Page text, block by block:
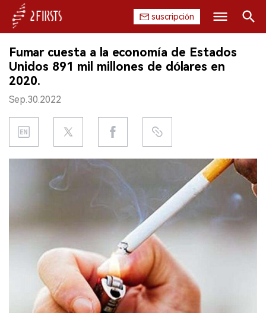
suscripción
INICIO
EMPRESA
PRODUCTO
REGULACIÓN
EXPOSICIÓN
ENTREVISTA
Buscar
Fumar cuesta a la economía de Estados
Unidos 891 mil millones de dólares en
2020.
Sep.30.2022